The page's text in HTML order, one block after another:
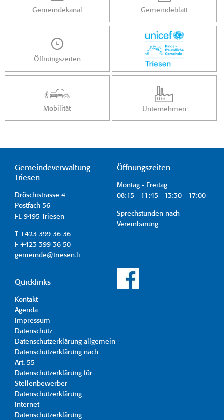
Gemeindekanal Gemeindeblatt
Öffnungszeiten
Mobilität Unternehmen
Gemeindeverwaltung
Triesen
Dröschistrasse 4
Postfach 56
FL-9495 Triesen
T +423 399 36 36
F +423 399 36 50
gemeinde@triesen.li
Öffnungszeiten
Montag - Freitag
08:15 - 11:45 13:30 - 17:00
Sprechstunden nach
Vereinbarung
Quicklinks
Kontakt
Agenda
Impressum
Datenschutz
Datenschutzerklärung allgemein
Datenschutzerklärung nach
Art. 55
Datenschutzerklärung für
Stellenbewerber
Datenschutzerklärung
Internet
Datenschutzerklärung